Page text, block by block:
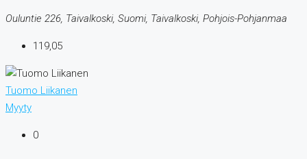
Ouluntie 226, Taivalkoski, Suomi, Taivalkoski, Pohjois-Pohjanmaa
119,05
Tuomo Liikanen
Myyty
0